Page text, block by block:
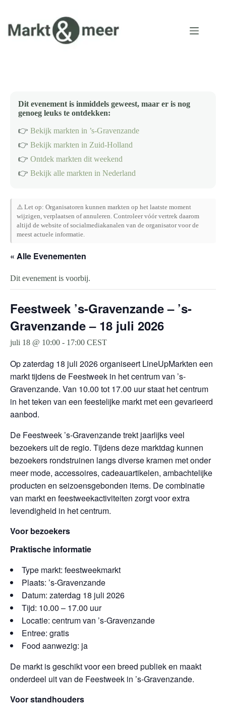
inhoud
Dit evenement is inmiddels geweest, maar er is nog
genoeg leuks te ontdekken:
👉 Bekijk markten in ’s-Gravenzande
👉 Bekijk markten in Zuid-Holland
👉 Ontdek markten dit weekend
👉 Bekijk alle markten in Nederland
⚠️ Let op: Organisatoren kunnen markten op het laatste moment
wijzigen, verplaatsen of annuleren. Controleer vóór vertrek daarom
altijd de website of socialmediakanalen van de organisator voor de
meest actuele informatie.
« Alle Evenementen
Dit evenement is voorbij.
Feestweek ’s-Gravenzande – ’s-
Gravenzande – 18 juli 2026
juli 18 @ 10:00 - 17:00 CEST
Op zaterdag 18 juli 2026 organiseert LineUpMarkten een
markt tijdens de Feestweek in het centrum van ’s-
Gravenzande. Van 10.00 tot 17.00 uur staat het centrum
in het teken van een feestelijke markt met een gevarieerd
aanbod.
De Feestweek ’s-Gravenzande trekt jaarlijks veel
bezoekers uit de regio. Tijdens deze marktdag kunnen
bezoekers rondstruinen langs diverse kramen met onder
meer mode, accessoires, cadeauartikelen, ambachtelijke
producten en seizoensgebonden items. De combinatie
van markt en feestweekactiviteiten zorgt voor extra
levendigheid in het centrum.
Voor bezoekers
Praktische informatie
Type markt: feestweekmarkt
Plaats: ’s-Gravenzande
Datum: zaterdag 18 juli 2026
Tijd: 10.00 – 17.00 uur
Locatie: centrum van ’s-Gravenzande
Entree: gratis
Food aanwezig: ja
De markt is geschikt voor een breed publiek en maakt
onderdeel uit van de Feestweek in ’s-Gravenzande.
Voor standhouders